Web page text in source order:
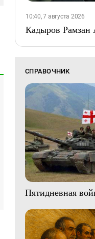
10:40, 7 августа 2026
Кадыров Рамзан
СПРАВОЧНИК
Пятидневная